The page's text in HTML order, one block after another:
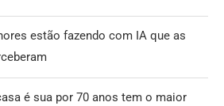
estão fazendo com IA que as
é sua por 70 anos tem o maior